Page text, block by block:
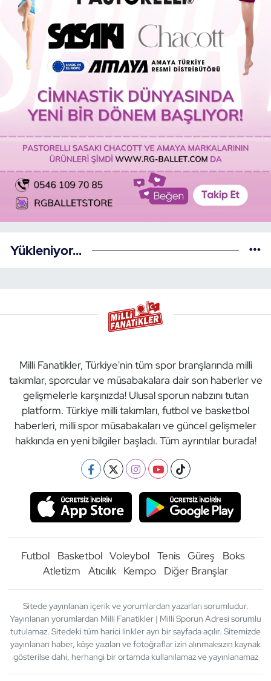
Yükleniyor...
Milli Fanatikler, Türkiye'nin tüm spor branşlarında milli
takımlar, sporcular ve müsabakalara dair son haberler ve
gelişmelerle karşınızda! Ulusal sporun nabzını tutan
platform. Türkiye milli takımları, futbol ve basketbol
haberleri, milli spor müsabakaları ve güncel gelişmeler
hakkında en yeni bilgiler başladı. Tüm ayrıntılar burada!
Futbol Basketbol Voleybol Tenis Güreş
Boks
Atletizm
Atıcılık Kempo Diğer Branşlar
Sitede yayınlanan içerik ve yorumlardan yazarları sorumludur.
Yayınlanan yorumlardan Milli Fanatikler | Milli Sporun Adresi sorumlu
tutulamaz. Sitedeki tüm harici linkler ayrı bir sayfada açılır. Sitemizde
yayınlanan haber, köşe yazıları ve fotoğraflar izin alınmaksızın kaynak
gösterilse dahi, herhangi bir ortamda kullanılamaz ve yayınlanamaz